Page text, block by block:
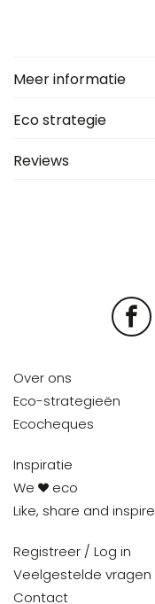
Meer informatie
Eco strategie
Reviews
Over ons
Eco-strategieën
Ecocheques
Inspiratie
We
eco
Like, share and inspire
Registreer / Log in
Veelgestelde vragen
Contact